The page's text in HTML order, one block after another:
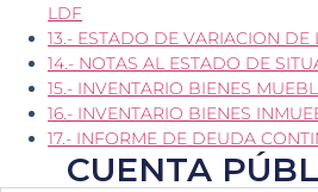
LDF
13.- ESTADO DE VARIACION
14.- NOTAS AL ESTADO DE
15.- INVENTARIO BIENES
16.- INVENTARIO BIENES
17.- INFORME DE DEUDA
CUENTA